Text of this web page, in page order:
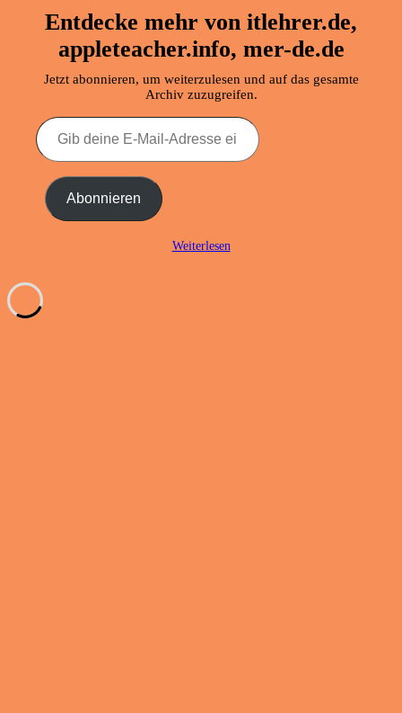
Entdecke mehr von itlehrer.de,
appleteacher.info, mer-de.de
Jetzt abonnieren, um weiterzulesen und auf das gesamte
Archiv zuzugreifen.
Gib
deine
E-
Adresse
ein ... Abonnieren
Weiterlesen